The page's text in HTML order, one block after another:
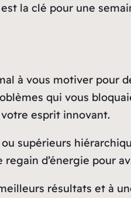
la clé pour une
à vous motiver pour
qui vous
esprit innovant.
supérieurs
d’énergie pour
résultats et à